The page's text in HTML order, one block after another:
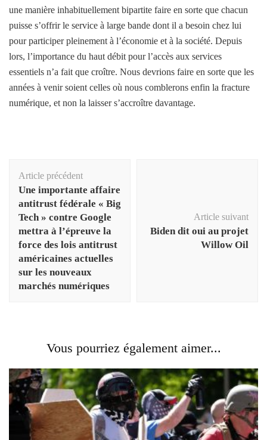
une manière inhabituellement bipartite faire en sorte que chacun
puisse s’offrir le service à large bande dont il a besoin chez lui
pour participer pleinement à l’économie et à la société. Depuis
lors, l’importance du haut débit pour l’accès aux services
essentiels n’a fait que croître. Nous devrions faire en sorte que les
années à venir soient celles où nous comblerons enfin la fracture
numérique, et non la laisser s’accroître davantage.
d'article
Article précédent
Une importante affaire
antitrust fédérale « Big
Tech » contre Google
mettra à l’épreuve la
force des lois antitrust
américaines actuelles
sur les nouveaux
marchés numériques
Article suivant
Biden dit oui au projet
Willow Oil
Vous pourriez également aimer...